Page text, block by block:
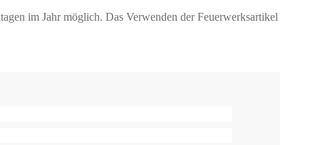
im Jahr möglich. Das Verwenden der Feuerwerksartikel